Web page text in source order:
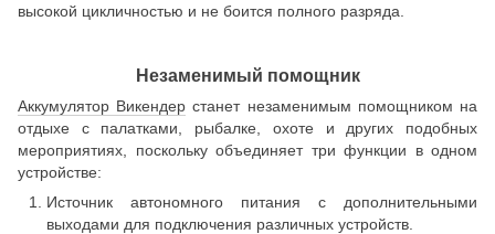
высокой цикличностью и не боится полного разряда.
Незаменимый помощник
Аккумулятор Викендер станет незаменимым помощником на
отдыхе с палатками, рыбалке, охоте и других подобных
мероприятиях, поскольку объединяет три функции в одном
устройстве:
Источник автономного питания с дополнительными
выходами для подключения различных устройств.